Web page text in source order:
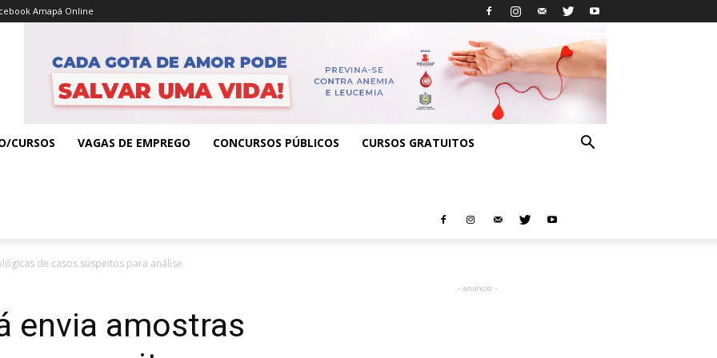
Amapá Online
CURSOS VAGAS DE EMPREGO CONCURSOS PÚBLICOS CURSOS GRATUITOS
de casos suspeitos para análise
envia amostras
- anuncio -